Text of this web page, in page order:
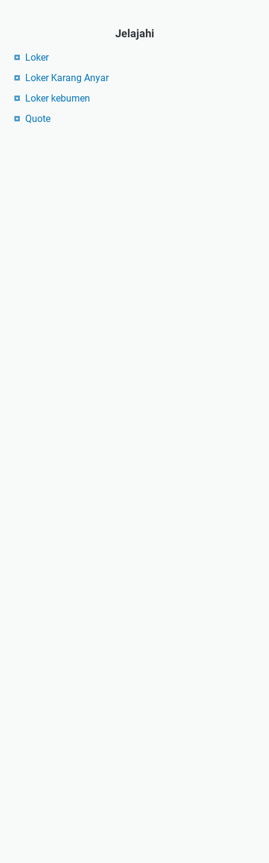
Jelajahi
Loker
Loker Karang Anyar
Loker kebumen
Quote